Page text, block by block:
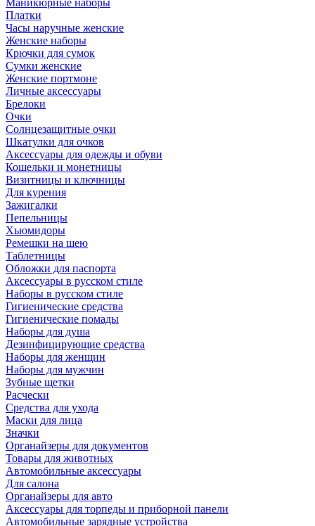
Маникюрные наборы
Платки
Часы наручные женские
Женские наборы
Крючки для сумок
Сумки женские
Женские портмоне
Личные аксессуары
Брелоки
Очки
Солнцезащитные очки
Шкатулки для очков
Аксессуары для одежды и обуви
Кошельки и монетницы
Визитницы и ключницы
Для курения
Зажигалки
Пепельницы
Хьюмидоры
Ремешки на шею
Таблетницы
Обложки для паспорта
Аксессуары в русском стиле
Наборы в русском стиле
Гигиенические средства
Гигиенические помады
Наборы для душа
Дезинфицирующие средства
Наборы для женщин
Наборы для мужчин
Зубные щетки
Расчески
Средства для ухода
Маски для лица
Значки
Органайзеры для документов
Товары для животных
Автомобильные аксессуары
Для салона
Органайзеры для авто
Аксессуары для торпеды и приборной панели
Автомобильные зарядные устройства